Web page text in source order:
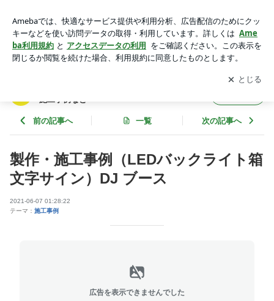
ラック工芸(株)のブログ 看板・サイン関係の施工事例など
アプリをダウンロードして ブログの更新通知
を受け取りまし
ょう。
開く
施工事例など
前の記事へ 一覧 次の記事へ
製作・施工事例（LEDバックライト箱
文字サイン）DJ ブース
2021-06-07 01:28:22
テーマ： 施工事例
広告を表示できませんでした